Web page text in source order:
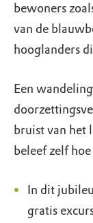
bewoners
van de
hooglanders
Een
bruist van het
beleef zelf
In dit
gratis